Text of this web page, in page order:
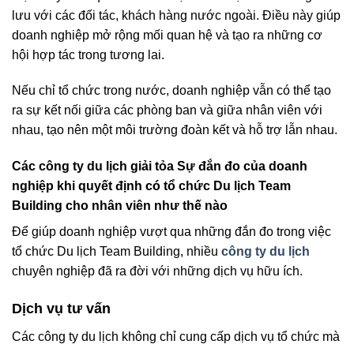
lưu với các đối tác, khách hàng nước ngoài. Điều này giúp
doanh nghiệp mở rộng mối quan hệ và tạo ra những cơ
hội hợp tác trong tương lai.
Nếu chỉ tổ chức trong nước, doanh nghiệp vẫn có thể tạo
ra sự kết nối giữa các phòng ban và giữa nhân viên với
nhau, tạo nên một môi trường đoàn kết và hỗ trợ lẫn nhau.
Các công ty du lịch giải tỏa Sự đắn đo của doanh
nghiệp khi quyết định có tổ chức Du lịch Team
Building cho nhân viên như thế nào
Để giúp doanh nghiệp vượt qua những đắn đo trong việc
tổ chức Du lịch Team Building, nhiều công ty du lịch
chuyên nghiệp đã ra đời với những dịch vụ hữu ích.
Dịch vụ tư vấn
Các công ty du lịch không chỉ cung cấp dịch vụ tổ chức mà